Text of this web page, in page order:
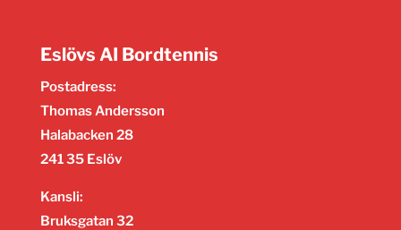
Eslövs AI Bordtennis
Postadress:
Thomas Andersson
Halabacken 28
241 35 Eslöv
Kansli:
Bruksgatan 32